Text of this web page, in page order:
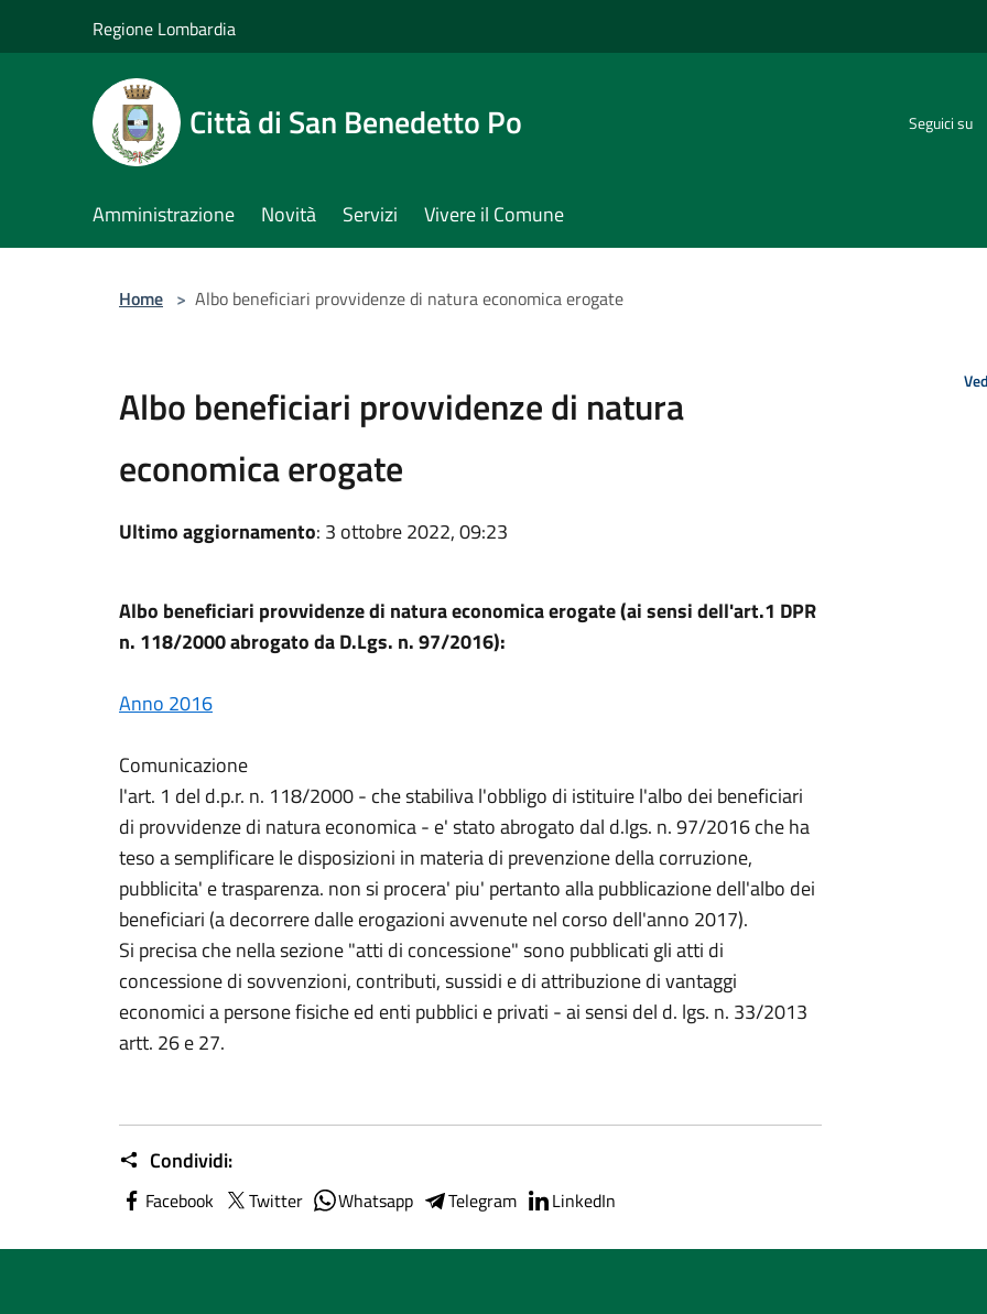
Regione Lombardia
Città di San Benedetto Po Seguici su
Amministrazione Novità Servizi Vivere il Comune
Home > Albo beneficiari provvidenze di natura economica erogate
Albo beneficiari provvidenze di natura
economica erogate
Ultimo aggiornamento: 3 ottobre 2022, 09:23
Albo beneficiari provvidenze di natura economica erogate (ai sensi dell'art.1 DPR
n. 118/2000 abrogato da D.Lgs. n. 97/2016):
Anno 2016
Comunicazione
l'art. 1 del d.p.r. n. 118/2000 - che stabiliva l'obbligo di istituire l'albo dei beneficiari
di provvidenze di natura economica - e' stato abrogato dal d.lgs. n. 97/2016 che ha
teso a semplificare le disposizioni in materia di prevenzione della corruzione,
pubblicita' e trasparenza. non si procera' piu' pertanto alla pubblicazione dell'albo dei
beneficiari (a decorrere dalle erogazioni avvenute nel corso dell'anno 2017).
Si precisa che nella sezione "atti di concessione" sono pubblicati gli atti di
concessione di sovvenzioni, contributi, sussidi e di attribuzione di vantaggi
economici a persone fisiche ed enti pubblici e privati - ai sensi del d. lgs. n. 33/2013
artt. 26 e 27.
Condividi:
Facebook Twitter Whatsapp Telegram LinkedIn